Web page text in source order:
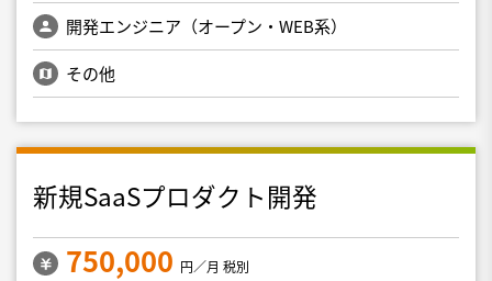
開発エンジニア（オープン・WEB系）
その他
新規SaaSプロダクト開発
750,000 円／月 税別